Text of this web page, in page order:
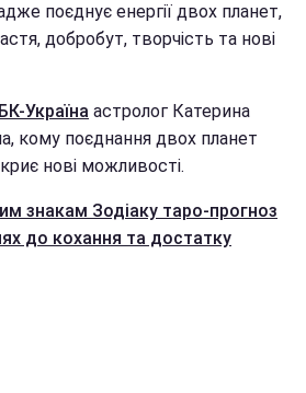
поєднує енергії двох планет,
добробут, творчість та нові
Україна астролог Катерина
кому поєднання двох планет
нові можливості.
знакам Зодіаку таро-прогноз
до кохання та достатку